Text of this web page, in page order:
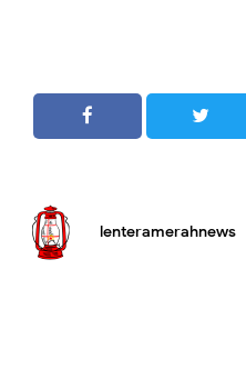
lenteramerahnews